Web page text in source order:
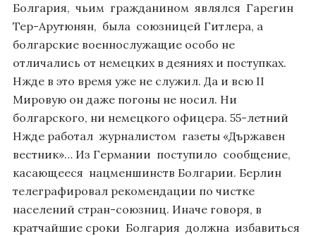
Болгария, чьим гражданином являлся Гарегин
Тер-Арутюнян, была союзницей Гитлера, а
болгарские военнослужащие особо не
отличались от немецких в деяниях и поступках.
Нжде в это время уже не служил. Да и всю II
Мировую он даже погоны не носил. Ни
болгарского, ни немецкого офицера. 55-летний
Нжде работал журналистом газеты «Държавен
вестник»… Из Германии поступило сообщение,
касающееся нацменшинств Болгарии. Берлин
телеграфировал рекомендации по чистке
населений стран-союзниц. Иначе говоря, в
кратчайшие сроки Болгария должна избавиться